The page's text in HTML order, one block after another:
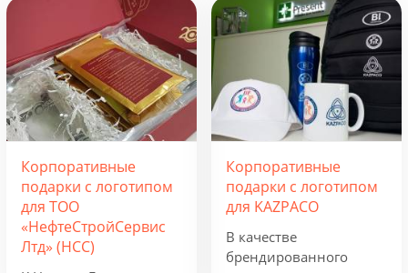
Корпоративные
подарки с логотипом
для ТОО
«НефтеСтройСервис
Лтд» (НСС)
Корпоративные
подарки с логотипом
для KAZPACO
В качестве
брендированного